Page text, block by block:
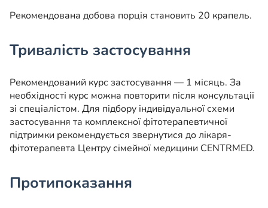
Рекомендована добова порція становить 20 крапель.
Тривалість застосування
Рекомендований курс застосування — 1 місяць. За
необхідності курс можна повторити після консультації
зі спеціалістом. Для підбору індивідуальної схеми
застосування та комплексної фітотерапевтичної
підтримки рекомендується звернутися до лікаря-
фітотерапевта Центру сімейної медицини CENTRMED.
Протипоказання